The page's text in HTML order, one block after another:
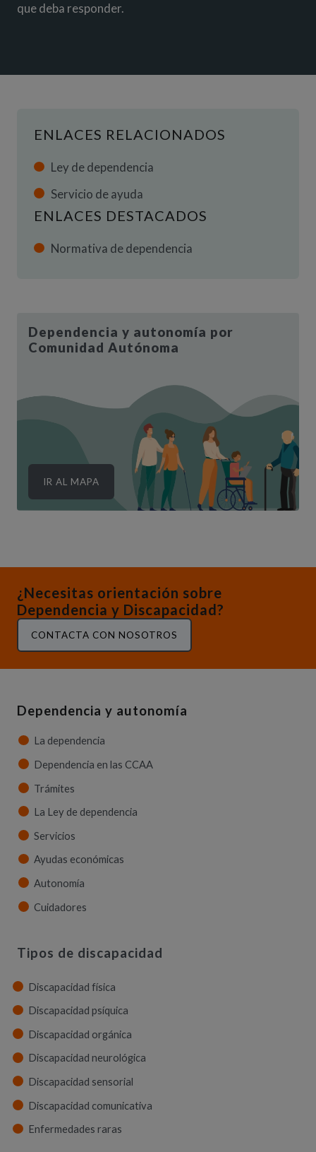
que deba responder.
ENLACES RELACIONADOS
Ley de dependencia
Servicio de ayuda
ENLACES DESTACADOS
Normativa de dependencia
Dependencia y autonomía por
Comunidad Autónoma
IR AL MAPA
¿Necesitas orientación sobre
Dependencia y Discapacidad?
CONTACTA CON NOSOTROS
Dependencia y autonomía
La dependencia
Dependencia en las CCAA
Trámites
La Ley de dependencia
Servicios
Ayudas económicas
Autonomía
Cuidadores
Tipos de discapacidad
Discapacidad física
Discapacidad psíquica
Discapacidad orgánica
Discapacidad neurológica
Discapacidad sensorial
Discapacidad comunicativa
Enfermedades raras